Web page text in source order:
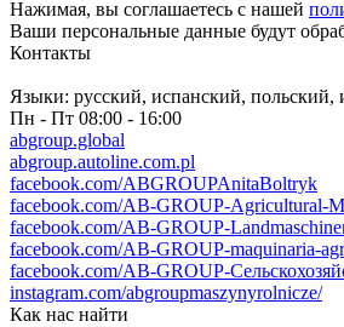
Нажимая, вы соглашаетесь с нашей
Ваши персональные данные будут
Контакты
Языки: русский, испанский,
Пн - Пт 08:00 - 16:00
abgroup.global
abgroup.autoline.com.pl
facebook.com/ABGROUPAnitaBoltryk
facebook.com/AB-GROUP-Agricultural-
facebook.com/AB-GROUP-
facebook.com/AB-GROUP-maquinaria-
facebook.com/AB-GROUP-
instagram.com/abgroupmaszynyrolnicze/
Как нас найти